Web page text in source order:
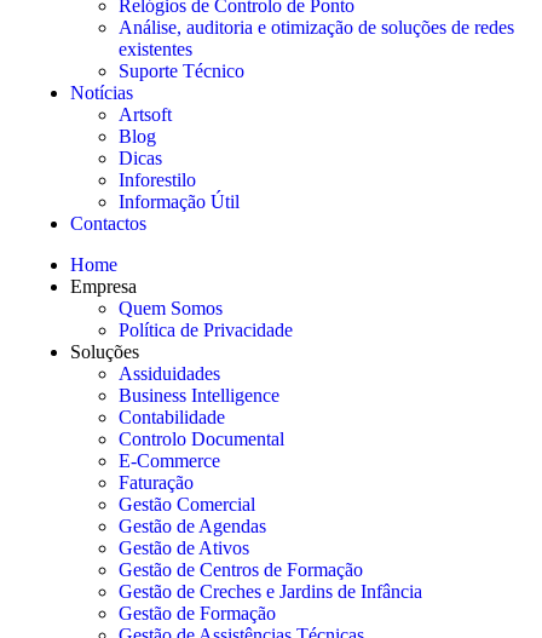
Relógios de Controlo de Ponto
Análise, auditoria e otimização de soluções de redes
existentes
Suporte Técnico
Notícias
Artsoft
Blog
Dicas
Inforestilo
Informação Útil
Contactos
Home
Empresa
Quem Somos
Política de Privacidade
Soluções
Assiduidades
Business Intelligence
Contabilidade
Controlo Documental
E-Commerce
Faturação
Gestão Comercial
Gestão de Agendas
Gestão de Ativos
Gestão de Centros de Formação
Gestão de Creches e Jardins de Infância
Gestão de Formação